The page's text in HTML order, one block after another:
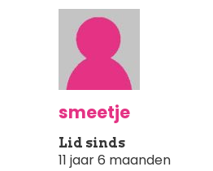
smeetje
Lid sinds
11 jaar 6 maanden